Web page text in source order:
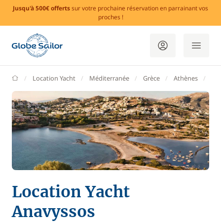
Jusqu'à 500€ offertssur votre prochaine réservation en parrainant vos
proches !
GlobeSailor
Location Yacht Méditerranée Grèce Athènes
Location Yacht
Anavyssos